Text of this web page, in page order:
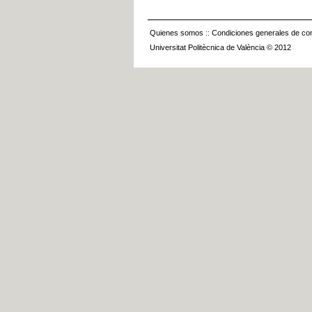
Quienes somos :: Condiciones generales de
Universitat Politècnica de València © 2012